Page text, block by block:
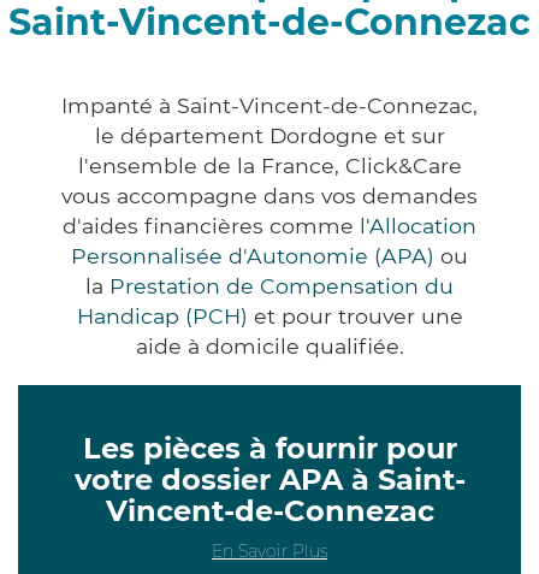
Saint-Vincent-de-Connezac
Impanté à Saint-Vincent-de-Connezac,
le département Dordogne et sur
l'ensemble de la France, Click&Care
vous accompagne dans vos demandes
d'aides financières comme l'Allocation
Personnalisée d'Autonomie (APA) ou
la Prestation de Compensation du
Handicap (PCH) et pour trouver une
aide à domicile qualifiée.
Les pièces à fournir pour
votre dossier APA à Saint-
Vincent-de-Connezac
En Savoir Plus